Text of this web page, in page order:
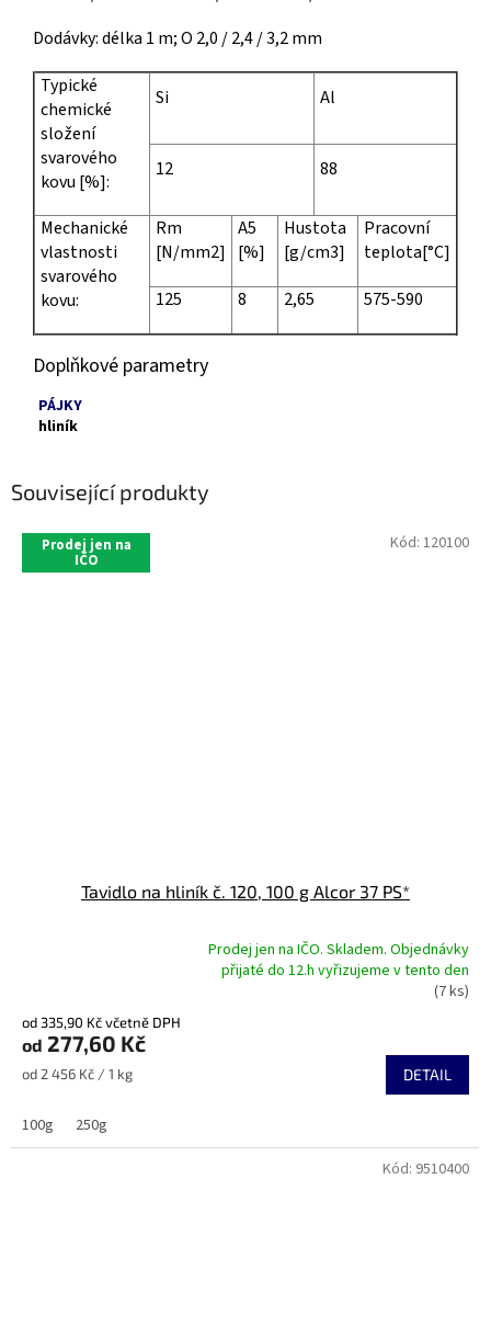
Dodávky: délka 1 m; O 2,0 / 2,4 / 3,2 mm
Typické
chemické
složení
svarového
kovu [%]:
Si Al
12 88
Mechanické
vlastnosti
svarového
kovu:
Rm
[N/mm2]
A5
[%]
Hustota
[g/cm3]
Pracovní
teplota[°C]
125
8 2,65 575-590
Doplňkové parametry
PÁJKY
hliník
Související produkty
Prodej jen na
IČO
Tavidlo na hliník č. 120, 100 g Alcor 37 PS*
produktu
je
5,0
z
hvězdiček.
Prodej jen na IČO. Skladem. Objednávky
přijaté do 12.h vyřizujeme v tento den
(7 ks)
od 335,90 Kč včetně DPH
od 277,60 Kč
Měrná
od 2 456 Kč / 1 kg DETAIL
100g 250g
Kód: 120100
Kód: 9510400